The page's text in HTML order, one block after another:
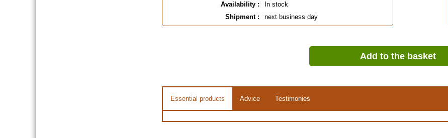
Availability :
In stock
Shipment :
next business day
Add to the basket
Essential products Advice Testimonies